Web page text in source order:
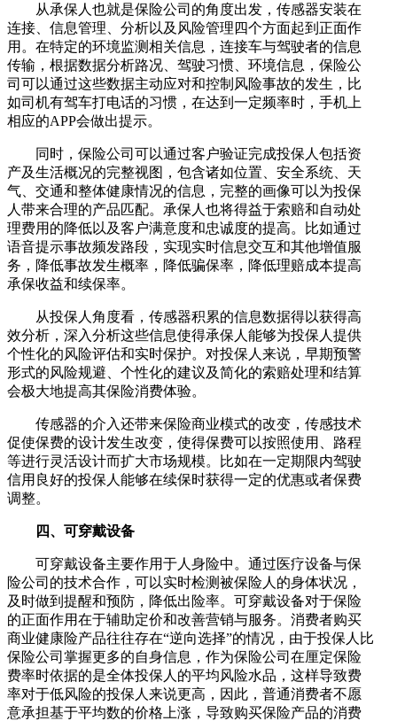
从承保人也就是保险公司的角度出发，传感器安装在
连接、信息管理、分析以及风险管理四个方面起到正面作
用。在特定的环境监测相关信息，连接车与驾驶者的信息
传输，根据数据分析路况、驾驶习惯、环境信息，保险公
司可以通过这些数据主动应对和控制风险事故的发生，比
如司机有驾车打电话的习惯，在达到一定频率时，手机上
相应的APP会做出提示。
同时，保险公司可以通过客户验证完成投保人包括资
产及生活概况的完整视图，包含诸如位置、安全系统、天
气、交通和整体健康情况的信息，完整的画像可以为投保
人带来合理的产品匹配。承保人也将得益于索赔和自动处
理费用的降低以及客户满意度和忠诚度的提高。比如通过
语音提示事故频发路段，实现实时信息交互和其他增值服
务，降低事故发生概率，降低骗保率，降低理赔成本提高
承保收益和续保率。
从投保人角度看，传感器积累的信息数据得以获得高
效分析，深入分析这些信息使得承保人能够为投保人提供
个性化的风险评估和实时保护。对投保人来说，早期预警
形式的风险规避、个性化的建议及简化的索赔处理和结算
会极大地提高其保险消费体验。
传感器的介入还带来保险商业模式的改变，传感技术
促使保费的设计发生改变，使得保费可以按照使用、路程
等进行灵活设计而扩大市场规模。比如在一定期限内驾驶
信用良好的投保人能够在续保时获得一定的优惠或者保费
调整。
四、可穿戴设备
可穿戴设备主要作用于人身险中。通过医疗设备与保
险公司的技术合作，可以实时检测被保险人的身体状况，
及时做到提醒和预防，降低出险率。可穿戴设备对于保险
的正面作用在于辅助定价和改善营销与服务。消费者购买
商业健康险产品往往存在“逆向选择”的情况，由于投保人比
保险公司掌握更多的自身信息，作为保险公司在厘定保险
费率时依据的是全体投保人的平均风险水品，这样导致费
率对于低风险的投保人来说更高，因此，普通消费者不愿
意承担基于平均数的价格上涨，导致购买保险产品的消费